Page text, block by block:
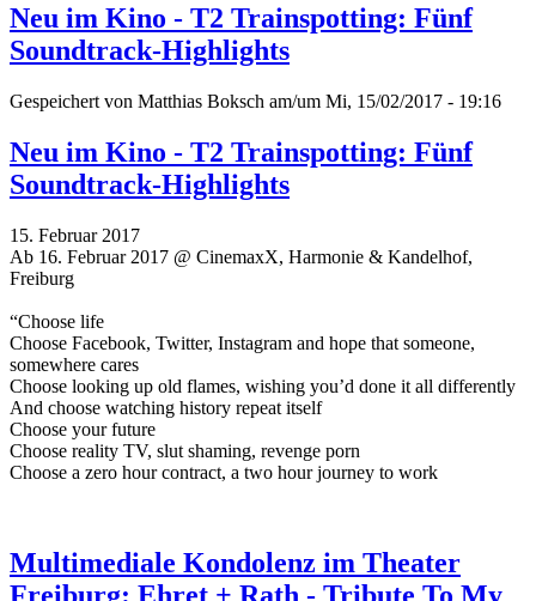
Neu im Kino - T2 Trainspotting: Fünf
Soundtrack-Highlights
Gespeichert von Matthias Boksch am/um Mi, 15/02/2017 - 19:16
Neu im Kino - T2 Trainspotting: Fünf
Soundtrack-Highlights
15. Februar 2017
Ab 16. Februar 2017 @ CinemaxX, Harmonie & Kandelhof,
Freiburg
“Choose life
Choose Facebook, Twitter, Instagram and hope that someone,
somewhere cares
Choose looking up old flames, wishing you’d done it all differently
And choose watching history repeat itself
Choose your future
Choose reality TV, slut shaming, revenge porn
Choose a zero hour contract, a two hour journey to work
Multimediale Kondolenz im Theater